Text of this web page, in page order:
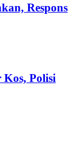
Respons
Polisi